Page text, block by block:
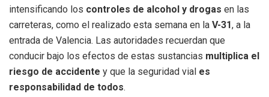
intensificando los controles de alcohol y drogas en las
carreteras, como el realizado esta semana en la V-31, a la
entrada de Valencia. Las autoridades recuerdan que
conducir bajo los efectos de estas sustancias multiplica el
riesgo de accidente y que la seguridad vial es
responsabilidad de todos.